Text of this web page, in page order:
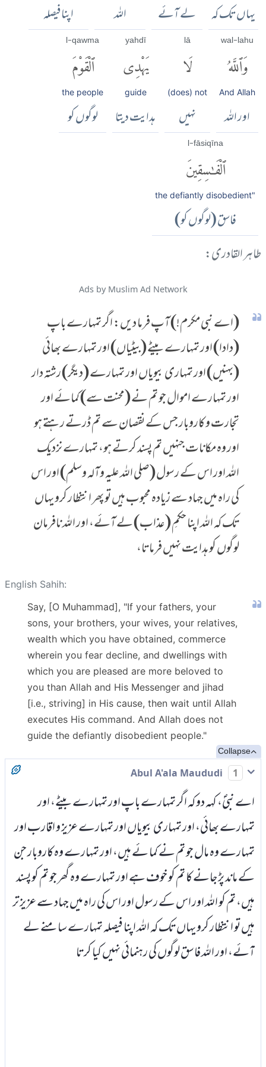
یہاں تک کہ لے آئے اللہ اپنا فیصلہ
wal-lahu
وَٱللَّهُ
And Allah
اور اللہ
lā
لَا
(does) not
نہیں
yahdī
يَهْدِى
guide
ہدایت دیتا
l-qawma
ٱلْقَوْمَ
the people
لوگوں کو
l-fāsiqīna
ٱلْفَٰسِقِينَ
the defiantly disobedient"
فاسق (لوگوں کو)
طاہر القادری:
Ads by Muslim Ad Network
(اے نبی مکرم!) آپ فرما دیں: اگر تمہارے باپ
(دادا) اور تمہارے بیٹے (بیٹیاں) اور تمہارے بھائی
(بہنیں) اور تمہاری بیویاں اور تمہارے (دیگر) رشتہ دار
اور تمہارے اموال جو تم نے (محنت سے) کمائے اور
تجارت و کاروبار جس کے نقصان سے تم ڈرتے رہتے ہو
اور وہ مکانات جنہیں تم پسند کرتے ہو، تمہارے نزدیک
اللہ اور اس کے رسول (صلی اللہ علیہ وآلہ وسلم) اور اس
کی راہ میں جہاد سے زیادہ محبوب ہیں تو پھر انتظار کرو یہاں
تک کہ اللہ اپنا حکمِ (عذاب) لے آئے، اور اللہ نافرمان
لوگوں کو ہدایت نہیں فرماتا،
English Sahih:
Say, [O Muhammad], "If your fathers, your
sons, your brothers, your wives, your relatives,
wealth which you have obtained, commerce
wherein you fear decline, and dwellings with
which you are pleased are more beloved to
you than Allah and His Messenger and jihad
[i.e., striving] in His cause, then wait until Allah
executes His command. And Allah does not
guide the defiantly disobedient people."
Collapse
1
اے نبیؐ، کہہ دو کہ اگر تمہارے باپ اور تمہارے بیٹے، اور
تمہارے بھائی، اور تمہاری بیویاں اور تمہارے عزیز و اقارب اور
تمہارے وہ مال جو تم نے کما ئے ہیں، اور تمہارے وہ کاروبار جن
کے ماند پڑ جانے کا تم کو خوف ہے اور تمہارے وہ گھر جو تم کو پسند
ہیں، تم کو اللہ اور اس کے رسول اور اس کی راہ میں جہاد سے عزیز تر
ہیں تو انتظار کرو یہاں تک کہ اللہ اپنا فیصلہ تمہارے سامنے لے
آئے، اور اللہ فاسق لوگوں کی رہنمائی نہیں کیا کرتا